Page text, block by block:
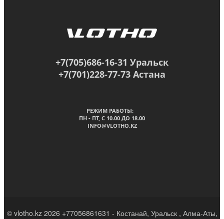
+7(705)686-16-31 Уральск
+7(701)228-77-73 Астана
РЕЖИМ РАБОТЫ:
ПН - ПТ, C 10.00 ДО 18.00
INFO@VLOTHO.KZ
© vlotho.kz 2026 +77056861631 - Костанай, Уральск , Алма-Аты,